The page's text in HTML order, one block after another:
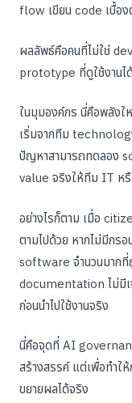
flow เขียน code เบื้อ
ผลลัพธ์คือคนที่ไม่ใช่
prototype ที่ดูใช้งานไ
ในมุมองค์กร นี่คือพลังใ
เริ่มจากทีม
ปัญหาสามารถทดลอง
value จริงให้ทีม IT หรื
อย่างไรก็ตาม เมื่อ
ตามไปด้วย หากไม่มีกร
software จำนวนมากที่
documentation ไม่มีเ
ก่อนนำไปใช้งานจริง
นี่คือจุดที่ AI
สร้างสรรค์ แต่เพื่อทำใ
ขยายผลได้จริง